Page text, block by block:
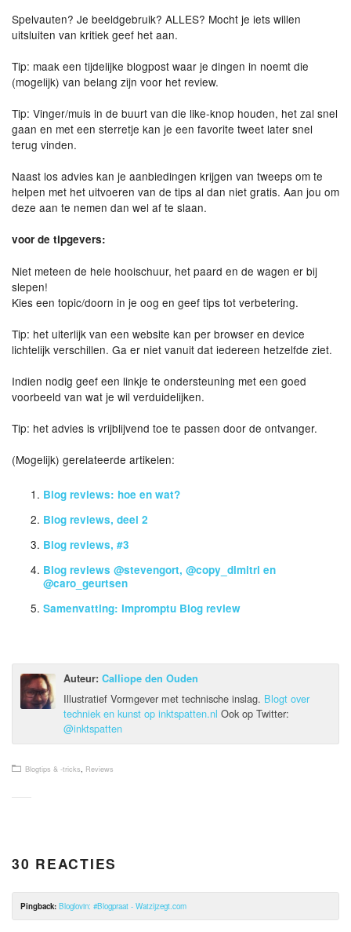
Spelvauten? Je beeldgebruik? ALLES? Mocht je iets willen
uitsluiten van kritiek geef het aan.
Tip: maak een tijdelijke blogpost waar je dingen in noemt die
(mogelijk) van belang zijn voor het review.
Tip: Vinger/muis in de buurt van die like-knop houden, het zal snel
gaan en met een sterretje kan je een favorite tweet later snel
terug vinden.
Naast los advies kan je aanbiedingen krijgen van tweeps om te
helpen met het uitvoeren van de tips al dan niet gratis. Aan jou om
deze aan te nemen dan wel af te slaan.
voor de tipgevers:
Niet meteen de hele hooischuur, het paard en de wagen er bij
slepen!
Kies een topic/doorn in je oog en geef tips tot verbetering.
Tip: het uiterlijk van een website kan per browser en device
lichtelijk verschillen. Ga er niet vanuit dat iedereen hetzelfde ziet.
Indien nodig geef een linkje te ondersteuning met een goed
voorbeeld van wat je wil verduidelijken.
Tip: het advies is vrijblijvend toe te passen door de ontvanger.
(Mogelijk) gerelateerde artikelen:
Blog reviews: hoe en wat?
Blog reviews, deel 2
Blog reviews, #3
Blog reviews @stevengort, @copy_dimitri en
@caro_geurtsen
Samenvatting: Impromptu Blog review
Auteur: Calliope den Ouden
Illustratief Vormgever met technische inslag. Blogt over
techniek en kunst op inktspatten.nl Ook op Twitter:
@inktspatten
Blogtips & -tricks, Reviews
30 REACTIES
Pingback: Bloglovin: #Blogpraat - Watzijzegt.com